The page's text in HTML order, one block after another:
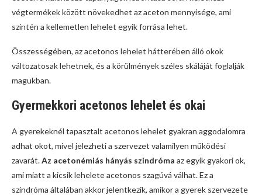
végtermékek között növekedhet az aceton mennyisége, ami
szintén a kellemetlen lehelet egyik forrása lehet.
Összességében, az acetonos lehelet hátterében álló okok
változatosak lehetnek, és a körülmények széles skáláját foglalják
magukban.
Gyermekkori acetonos lehelet és okai
A gyerekeknél tapasztalt acetonos lehelet gyakran aggodalomra
adhat okot, mivel jelezheti a szervezet valamilyen működési
zavarát.Az acetonémiás hányás szindróma az egyik gyakori ok,
ami miatt a kicsik lehelete acetonos szagúvá válhat. Ez a
szindróma általában akkor jelentkezik, amikor a gyerek szervezete